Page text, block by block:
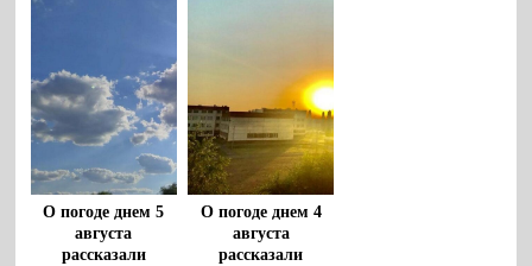
О погоде днем 5
августа
рассказали
О погоде днем 4
августа
рассказали